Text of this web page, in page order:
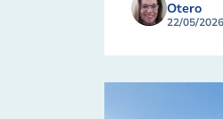
Otero
22/05/2026